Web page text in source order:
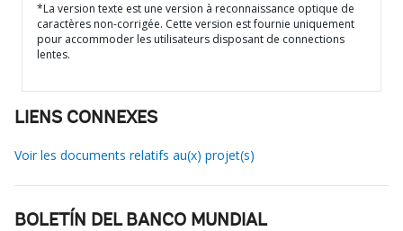
*La version texte est une version à reconnaissance optique de
caractères non-corrigée. Cette version est fournie uniquement
pour accommoder les utilisateurs disposant de connections
lentes.
LIENS CONNEXES
Voir les documents relatifs au(x) projet(s)
BOLETÍN DEL BANCO MUNDIAL